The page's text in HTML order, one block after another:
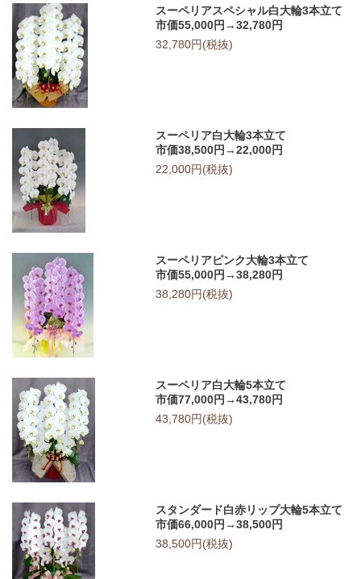
スーペリアスペシャル白大輪3本立て
市価55,000円→32,780円
32,780円(税抜)
スーペリア白大輪3本立て
市価38,500円→22,000円
22,000円(税抜)
スーペリアピンク大輪3本立て
市価55,000円→38,280円
38,280円(税抜)
スーペリア白大輪5本立て
市価77,000円→43,780円
43,780円(税抜)
スタンダード白赤リップ大輪5本立て
市価66,000円→38,500円
38,500円(税抜)